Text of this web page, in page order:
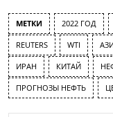
МЕТКИ 2022 ГОД
REUTERS WTI
ИРАН КИТАЙ
ПРОГНОЗЫ НЕФТЬ